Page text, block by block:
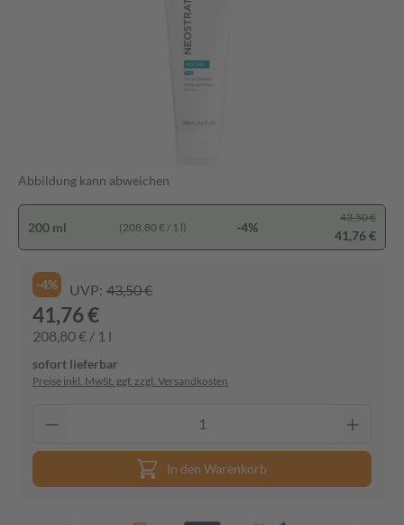
Abbildung kann abweichen
200 ml (208,80 € / 1 l) -4%
43,50 €
41,76 €
-4% UVP: 43,50 €
41,76 €
208,80 € / 1 l
sofort lieferbar
Preise inkl. MwSt. ggf. zzgl. Versandkosten
In den Warenkorb